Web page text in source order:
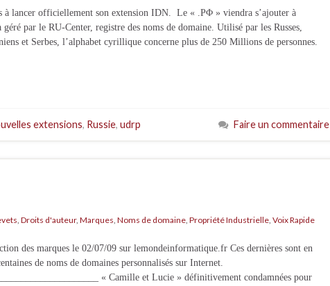
à lancer officiellement son extension IDN. Le « .ΡΦ » viendra s’ajouter à
par le RU-Center, registre des noms de domaine. Utilisé par les Russes,
et Serbes, l’alphabet cyrillique concerne plus de 250 Millions de personnes.
extensions, Russie, udrp Faire un commentaire
, Droits d'auteur, Marques, Noms de domaine, Propriété Industrielle, Voix Rapide
des marques le 02/07/09 sur lemondeinformatique.fr Ces dernières sont en
de noms de domaines personnalisés sur Internet.
« Camille et Lucie » définitivement condamnées pour